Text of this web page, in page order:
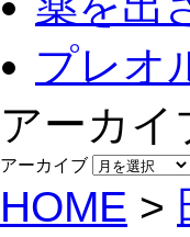
プレオ
アーカイ
アーカイブ
HOME >